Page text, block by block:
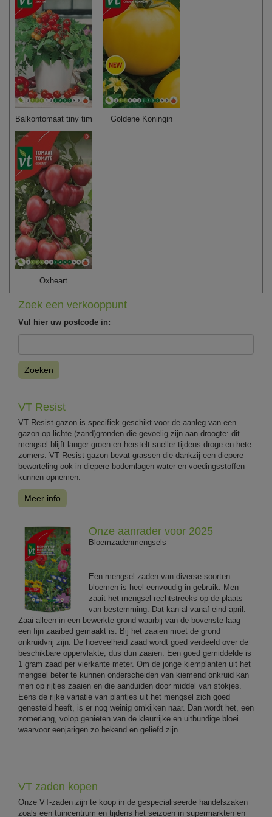
Balkontomaat tiny tim Goldene Koningin
Oxheart
Zoek een verkooppunt
Vul hier uw postcode in:
Zoeken
VT Resist
VT Resist-gazon is specifiek geschikt voor de aanleg van een
gazon op lichte (zand)gronden die gevoelig zijn aan droogte: dit
mengsel blijft langer groen en herstelt sneller tijdens droge en hete
zomers. VT Resist-gazon bevat grassen die dankzij een diepere
beworteling ook in diepere bodemlagen water en voedingsstoffen
kunnen opnemen.
Meer info
Onze aanrader voor 2025
Bloemzadenmengsels
Een mengsel zaden van diverse soorten
bloemen is heel eenvoudig in gebruik. Men
zaait het mengsel rechtstreeks op de plaats
van bestemming. Dat kan al vanaf eind april.
Zaai alleen in een bewerkte grond waarbij van de bovenste laag
een fijn zaaibed gemaakt is. Bij het zaaien moet de grond
onkruidvrij zijn. De hoeveelheid zaad wordt goed verdeeld over de
beschikbare oppervlakte, dus dun zaaien. Een goed gemiddelde is
1 gram zaad per vierkante meter. Om de jonge kiemplanten uit het
mengsel beter te kunnen onderscheiden van kiemend onkruid kan
men op rijtjes zaaien en die aanduiden door middel van stokjes.
Eens de rijke variatie van plantjes uit het mengsel zich goed
genesteld heeft, is er nog weinig omkijken naar. Dan wordt het, een
zomerlang, volop genieten van de kleurrijke en uitbundige bloei
waarvoor eenjarigen zo bekend en geliefd zijn.
VT zaden kopen
Onze VT-zaden zijn te koop in de gespecialiseerde handelszaken
zoals een tuincentrum en tijdens het seizoen in supermarkten en